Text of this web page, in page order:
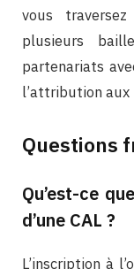
vous
plusieurs
partenariats
l’attribution
Questions
Qu’est-ce
d’une CAL ?
L’inscription à